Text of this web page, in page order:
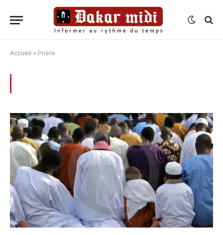
Accueil » Prière